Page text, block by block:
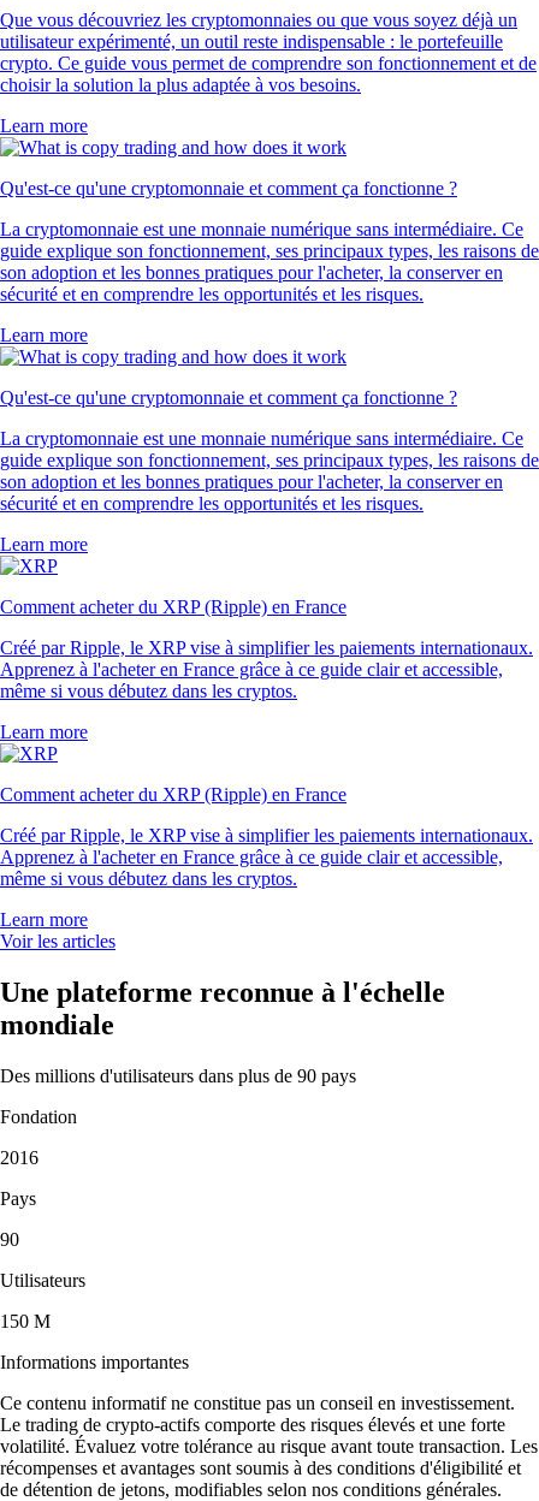
Que vous découvriez les cryptomonnaies ou que vous soyez déjà un
utilisateur expérimenté, un outil reste indispensable : le portefeuille
crypto. Ce guide vous permet de comprendre son fonctionnement et de
choisir la solution la plus adaptée à vos besoins.
Learn more
Qu'est-ce qu'une cryptomonnaie et comment ça fonctionne ?
La cryptomonnaie est une monnaie numérique sans intermédiaire. Ce
guide explique son fonctionnement, ses principaux types, les raisons de
son adoption et les bonnes pratiques pour l'acheter, la conserver en
sécurité et en comprendre les opportunités et les risques.
Learn more
Qu'est-ce qu'une cryptomonnaie et comment ça fonctionne ?
La cryptomonnaie est une monnaie numérique sans intermédiaire. Ce
guide explique son fonctionnement, ses principaux types, les raisons de
son adoption et les bonnes pratiques pour l'acheter, la conserver en
sécurité et en comprendre les opportunités et les risques.
Learn more
Comment acheter du XRP (Ripple) en France
Créé par Ripple, le XRP vise à simplifier les paiements internationaux.
Apprenez à l'acheter en France grâce à ce guide clair et accessible,
même si vous débutez dans les cryptos.
Learn more
Comment acheter du XRP (Ripple) en France
Créé par Ripple, le XRP vise à simplifier les paiements internationaux.
Apprenez à l'acheter en France grâce à ce guide clair et accessible,
même si vous débutez dans les cryptos.
Learn more
Voir les articles
Une plateforme reconnue à l'échelle
mondiale
Des millions d'utilisateurs dans plus de 90 pays
Fondation
2016
Pays
90
Utilisateurs
150 M
Informations importantes
Ce contenu informatif ne constitue pas un conseil en investissement.
Le trading de crypto-actifs comporte des risques élevés et une forte
volatilité. Évaluez votre tolérance au risque avant toute transaction. Les
récompenses et avantages sont soumis à des conditions d'éligibilité et
de détention de jetons, modifiables selon nos conditions générales.